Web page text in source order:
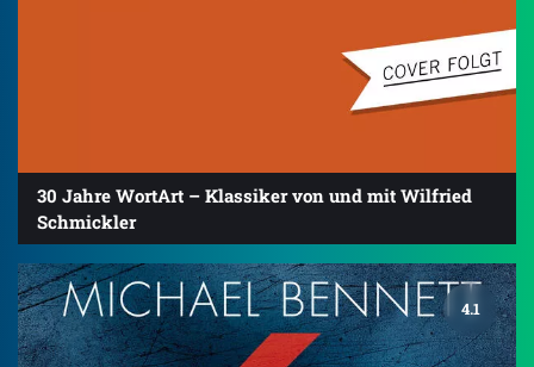
30 Jahre WortArt – Klassiker von und mit Wilfried
Schmickler
4.1